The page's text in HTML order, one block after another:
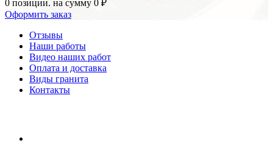
0 позиции. на сумму 0 ₽
Оформить заказ
Отзывы
Наши работы
Видео наших работ
Оплата и доставка
Виды гранита
Контакты